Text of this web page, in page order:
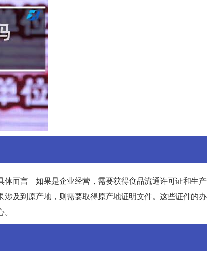
而言，如果是企业经营，需要获得食品流通许可证和生产
及到原产地，则需要取得原产地证明文件。这些证件的办